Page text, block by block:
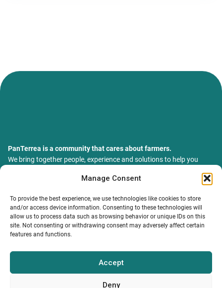
Manage Consent
To provide the best experience, we use technologies like cookies to store
and/or access device information. Consenting to these technologies will
allow us to process data such as browsing behavior or unique IDs on this
site. Not consenting or withdrawing consent may adversely affect certain
features and functions.
Accept
Deny
PanTerrea is a community that cares about farmers.
We bring together people, experience and solutions to help you
76018, Україна, Івано-Франківський р-н, Івано-Франківська
обл., місто Івано-Франківськ, вулиця Сахарова Академіка,
будинок 23
Catalog
INFORMATION.
Terms and conditions
Privacy policy
info@panterrea.com